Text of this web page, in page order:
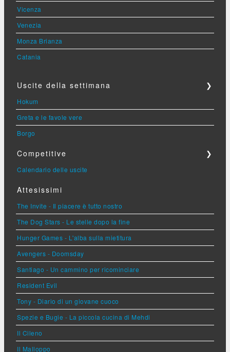
Vicenza
Venezia
Monza Brianza
Catania
Uscite della settimana ❯
Hokum
Greta e le favole vere
Borgo
Competitive ❯
Calendario delle uscite
Attesissimi
The Invite - Il piacere è tutto nostro
The Dog Stars - Le stelle dopo la fine
Hunger Games - L'alba sulla mietitura
Avengers - Doomsday
Santiago - Un cammino per ricominciare
Resident Evil
Tony - Diario di un giovane cuoco
Spezie e Bugie - La piccola cucina di Mehdi
Il Cileno
Il Malloppo